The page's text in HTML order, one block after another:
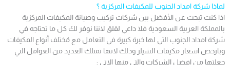
لماذا شركة امداد الجنوب للمكيفات المركزية ؟
اذا كنت تبحث عن الأفضل بين شركات تركيب وصيانة المكيفات المركزية
بالمملكة العربية السعودية فلا داعي لقلق لاننا نوفر لك كل ما تحتاجه في
شركة امداد الجنوب التي لها خبرة كبيرة في التعامل مع مُختلف أنواع المكيفات
وبارخص اسعار مكيفات الشيلر وذلك لانها تمتلك العديد من العوامل التي
جعلتها من افضل الشركات والتي منها الاتي :